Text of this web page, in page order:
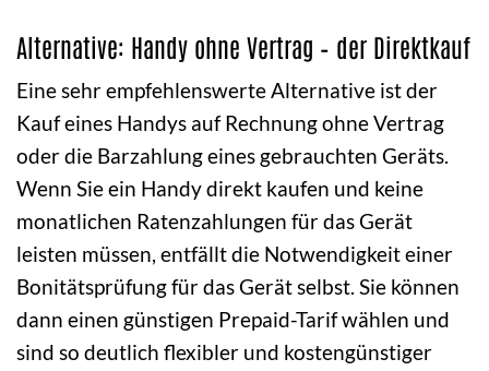
Alternative: Handy ohne Vertrag – der Direktkauf
Eine sehr empfehlenswerte Alternative ist der
Kauf eines Handys auf Rechnung ohne Vertrag
oder die Barzahlung eines gebrauchten Geräts.
Wenn Sie ein Handy direkt kaufen und keine
monatlichen Ratenzahlungen für das Gerät
leisten müssen, entfällt die Notwendigkeit einer
Bonitätsprüfung für das Gerät selbst. Sie können
dann einen günstigen Prepaid-Tarif wählen und
sind so deutlich flexibler und kostengünstiger